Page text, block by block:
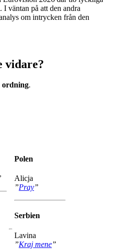
väntan på att den andra
om intrycken från den
vidare?
ordning.
Polen
Alicja
”Pray”
Serbien
Lavina
”Kraj mene”